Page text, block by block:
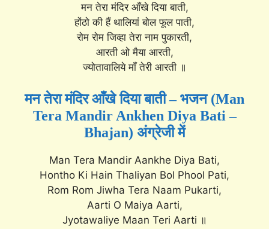
मन तेरा मंदिर आँखे दिया बाती,
होंठो की हैं थालियां बोल फूल पाती,
रोम रोम जिव्हा तेरा नाम पुकारती,
आरती ओ मैया आरती,
ज्योतावालिये माँ तेरी आरती ॥
मन तेरा मंदिर आँखे दिया बाती – भजन (Man
Tera Mandir Ankhen Diya Bati –
Bhajan) अंग्रेजी में
Man Tera Mandir Aankhe Diya Bati,
Hontho Ki Hain Thaliyan Bol Phool Pati,
Rom Rom Jiwha Tera Naam Pukarti,
Aarti O Maiya Aarti,
Jyotawaliye Maan Teri Aarti ॥